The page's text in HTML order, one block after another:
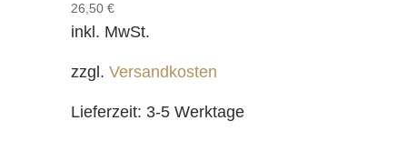
26,50 €
inkl. MwSt.
zzgl. Versandkosten
Lieferzeit: 3-5 Werktage